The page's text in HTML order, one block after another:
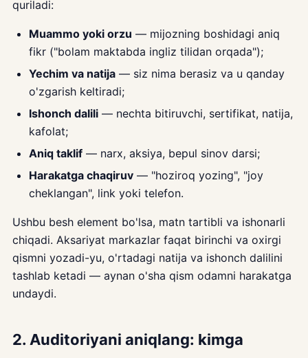
quriladi:
Muammo yoki orzu — mijozning boshidagi aniq
fikr ("bolam maktabda ingliz tilidan orqada");
Yechim va natija — siz nima berasiz va u qanday
o'zgarish keltiradi;
Ishonch dalili — nechta bitiruvchi, sertifikat, natija,
kafolat;
Aniq taklif — narx, aksiya, bepul sinov darsi;
Harakatga chaqiruv — "hoziroq yozing", "joy
cheklangan", link yoki telefon.
Ushbu besh element bo'lsa, matn tartibli va ishonarli
chiqadi. Aksariyat markazlar faqat birinchi va oxirgi
qismni yozadi-yu, o'rtadagi natija va ishonch dalilini
tashlab ketadi — aynan o'sha qism odamni harakatga
undaydi.
2. Auditoriyani aniqlang: kimga